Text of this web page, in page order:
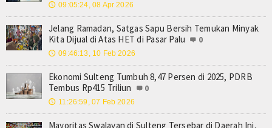
🕔 09:05:24, 08 Apr 2026
Jelang Ramadan, Satgas Sapu Bersih Temukan Minyak
Kita Dijual di Atas HET di Pasar Palu
0
🕔 09:46:13, 10 Feb 2026
Ekonomi Sulteng Tumbuh 8,47 Persen di 2025, PDRB
Tembus Rp415 Triliun
0
🕔 11:26:59, 07 Feb 2026
Mayoritas Swalayan di Sulteng Tersebar di Daerah Ini,